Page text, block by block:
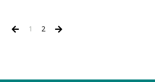
1 2